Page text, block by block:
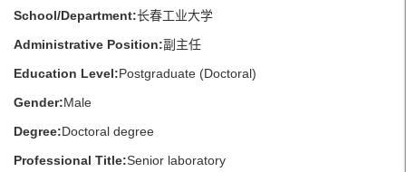
School/Department:长春工业大学
Administrative Position:副主任
Education Level:Postgraduate (Doctoral)
Gender:Male
Degree:Doctoral degree
Professional Title:Senior laboratory